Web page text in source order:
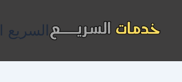
المحتوى
السريع